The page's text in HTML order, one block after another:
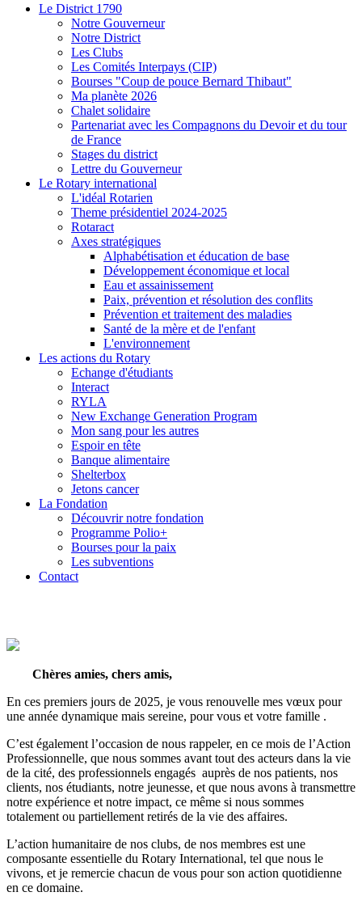
Le District 1790
Notre Gouverneur
Notre District
Les Clubs
Les Comités Interpays (CIP)
Bourses "Coup de pouce Bernard Thibaut"
Ma planète 2026
Chalet solidaire
Partenariat avec les Compagnons du Devoir et du tour
de France
Stages du district
Lettre du Gouverneur
Le Rotary international
L'idéal Rotarien
Theme présidentiel 2024-2025
Rotaract
Axes stratégiques
Alphabétisation et éducation de base
Développement économique et local
Eau et assainissement
Paix, prévention et résolution des conflits
Prévention et traitement des maladies
Santé de la mère et de l'enfant
L'environnement
Les actions du Rotary
Echange d'étudiants
Interact
RYLA
New Exchange Generation Program
Mon sang pour les autres
Espoir en tête
Banque alimentaire
Shelterbox
Jetons cancer
La Fondation
Découvrir notre fondation
Programme Polio+
Bourses pour la paix
Les subventions
Contact
Chères amies, chers amis,
En ces premiers jours de 2025, je vous renouvelle mes vœux pour
une année dynamique mais sereine, pour vous et votre famille .
C’est également l’occasion de nous rappeler, en ce mois de l’Action
Professionnelle, que nous sommes avant tout des acteurs dans la vie
de la cité, des professionnels engagés auprès de nos patients, nos
clients, nos étudiants, notre jeunesse, et que nous avons à transmettre
notre expérience et notre impact, ce même si nous sommes
totalement ou partiellement retirés de la vie des affaires.
L’action humanitaire de nos clubs, de nos membres est une
composante essentielle du Rotary International, tel que nous le
vivons, et je remercie chacun de vous pour son action quotidienne
en ce domaine.